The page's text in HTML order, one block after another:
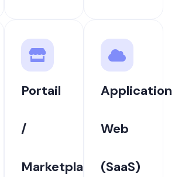
Portail
/
Marketplace
Application
Web
(SaaS)